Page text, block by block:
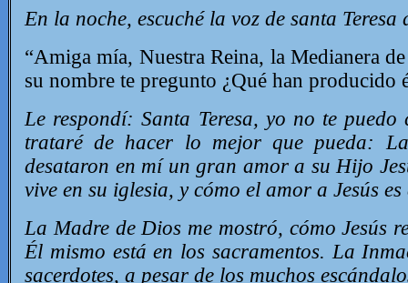
En la noche, escuché la voz de santa
“Amiga mía, Nuestra Reina, la Medianera
su nombre te pregunto ¿Qué han producido
Le respondí: Santa Teresa, yo no te
trataré de hacer lo mejor que pueda:
desataron en mí un gran amor a su Hijo
vive en su iglesia, y cómo el amor a Jesús
La Madre de Dios me mostró, cómo Jesús
Él mismo está en los sacramentos.La
sacerdotes, a pesar de los muchos